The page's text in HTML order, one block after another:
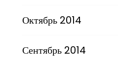
Октябрь 2014
Сентябрь 2014